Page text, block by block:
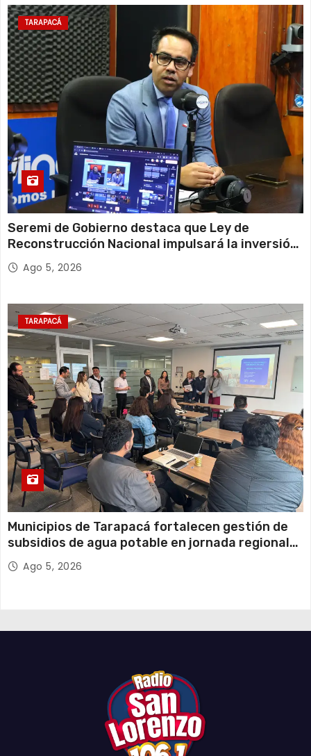
TARAPACÁ
Seremi de Gobierno destaca que Ley de
Reconstrucción Nacional impulsará la inversión
y el empleo en Tarapacá
Ago 5, 2026
TARAPACÁ
Municipios de Tarapacá fortalecen gestión de
subsidios de agua potable en jornada regional
organizada por Aguas del Altiplano y ANDESS
Ago 5, 2026